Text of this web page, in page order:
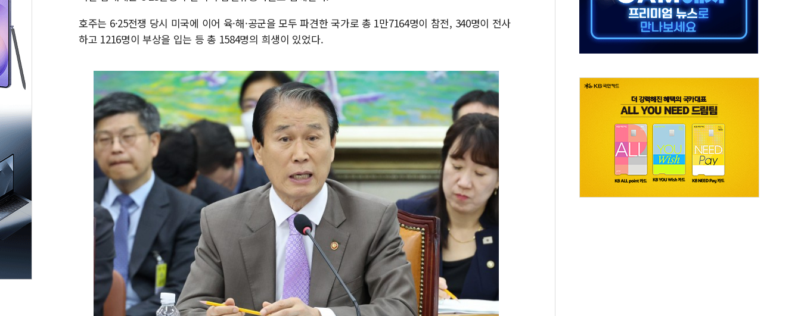
호주는 6·25전쟁 당시 미국에 이어 육·해·공군을 모두 파견한 국가로 총 1만7164명이 참전, 340명이 전사
하고 1216명이 부상을 입는 등 총 1584명의 희생이 있었다.